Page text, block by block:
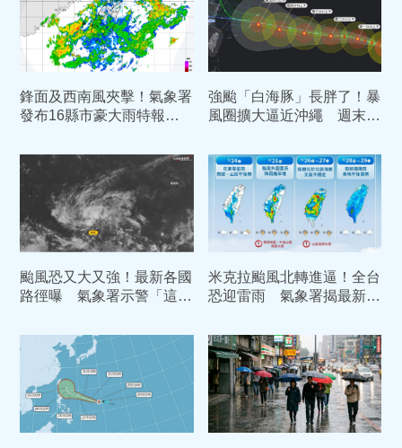
鋒面及西南風夾擊！氣象署
發布16縣市豪大雨特報
強颱「白海豚」長胖了！暴
風圈擴大逼近沖繩 週末2
颱風恐又大又強！最新各國
路徑曝 氣象署示警「這天
米克拉颱風北轉進逼！全台
恐迎雷雨 氣象署揭最新預